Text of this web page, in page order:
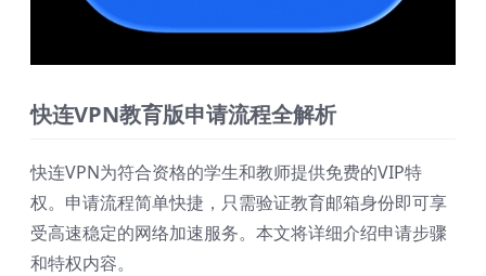
快连VPN教育版申请流程全解析
快连VPN为符合资格的学生和教师提供免费的VIP特
权。申请流程简单快捷，只需验证教育邮箱身份即可享
受高速稳定的网络加速服务。本文将详细介绍申请步骤
和特权内容。